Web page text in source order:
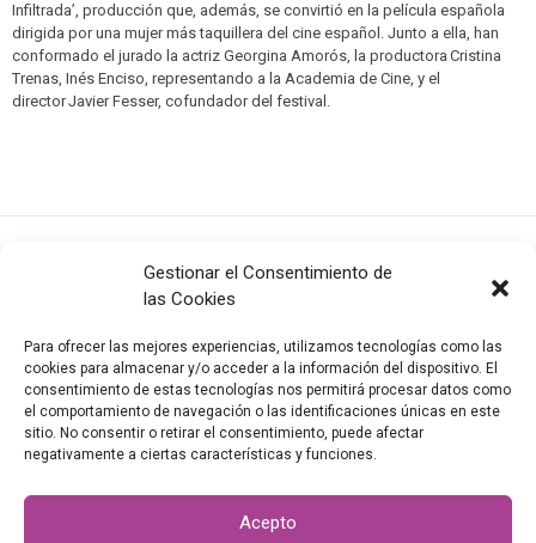
Gestionar el Consentimiento de
las Cookies
Para ofrecer las mejores experiencias, utilizamos tecnologías como las
cookies para almacenar y/o acceder a la información del dispositivo. El
consentimiento de estas tecnologías nos permitirá procesar datos como
el comportamiento de navegación o las identificaciones únicas en este
sitio. No consentir o retirar el consentimiento, puede afectar
negativamente a ciertas características y funciones.
Acepto
Infiltrada’, producción que, además, se convirtió en la película española
dirigida por una mujer más taquillera del cine español. Junto a ella, han
conformado el jurado la actriz Georgina Amorós, la productora Cristina
Trenas, Inés Enciso, representando a la Academia de Cine, y el
director Javier Fesser, cofundador del festival.
info@valladolidcityoffilm.com|Newsletter
©2026VALLADOLID CITY OF FILM
legal